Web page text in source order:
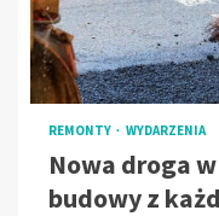
REMONTY WYDARZENIA
Nowa droga
budowy z